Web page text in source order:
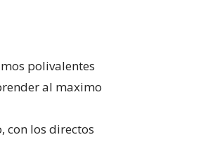
polivalentes
al maximo
con los directos